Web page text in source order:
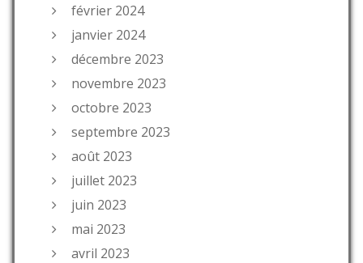
février 2024
janvier 2024
décembre 2023
novembre 2023
octobre 2023
septembre 2023
août 2023
juillet 2023
juin 2023
mai 2023
avril 2023